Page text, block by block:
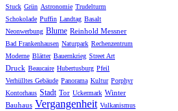
Stuck Grün Astronomie Trudelturm
Schokolade Puffin Landtag Basalt
Neonwerbung Blume Reinhold Messner
Bad Frankenhausen Naturpark Rechenzentrum
Moderne Blätter Bauernkrieg Street Art
Druck Beaucaire Hubertusburg Pfeil
Verhülltes Gebäude Panorama Kultur Porphyr
Kontorhaus Stadt Tor Uckermark Winter
Bauhaus Vergangenheit Vulkanismus